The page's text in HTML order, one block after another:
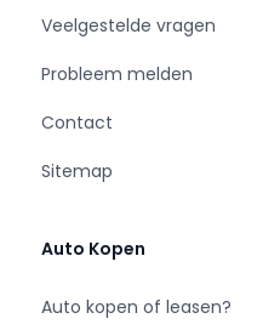
Veelgestelde vragen
Probleem melden
Contact
Sitemap
Auto Kopen
Auto kopen of leasen?